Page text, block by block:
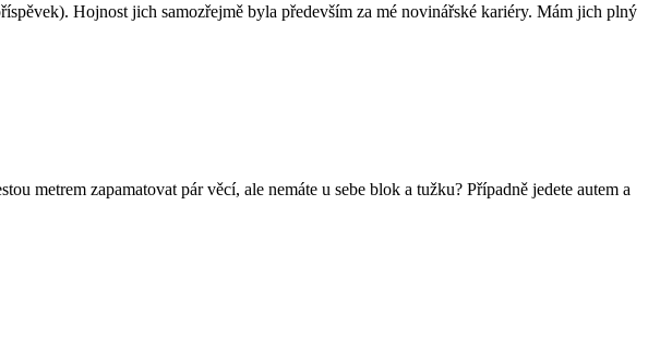
Hojnost jich samozřejmě byla především za mé novinářské kariéry. Mám jich plný
metrem zapamatovat pár věcí, ale nemáte u sebe blok a tužku? Případně jedete autem a